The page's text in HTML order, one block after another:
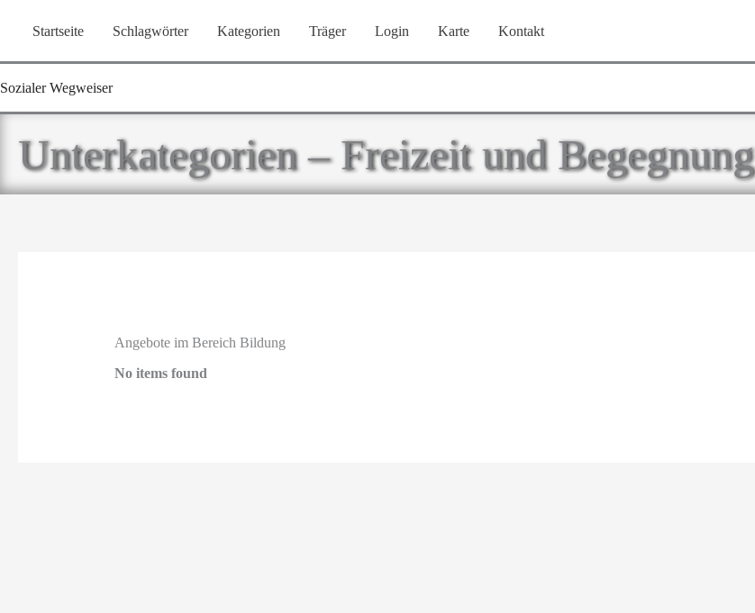
springen
Startseite Schlagwörter Kategorien Träger Login Karte Kontakt
Sozialer Wegweiser
Unterkategorien – Freizeit und Begegnung
Angebote im Bereich Bildung
No items found